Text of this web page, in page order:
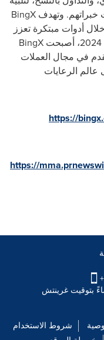
احتياجات المستخدمين بمختلف مستويات خبراتهم. وتهدف BingX
أدوات مبتكرة تعزز
الأداء والثقة لدى المستخدمين. وفي عام 2024، أصبحت BingX
في مجال العملات
عالم الرعايات
https://
https://
شروط الاستخدام